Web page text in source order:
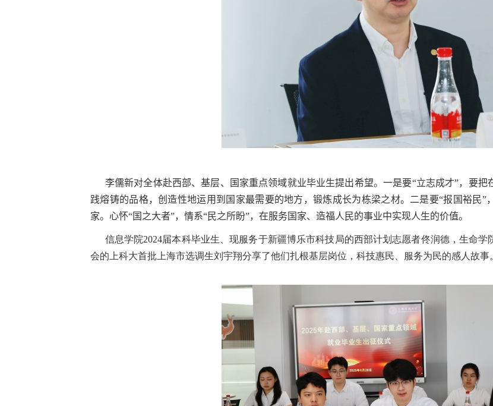
李儒新对全体赴西部、基层、国家重点领域就业毕业生提出希望。一是要“立志成才”，要把
践熔铸的品格，创造性地运用到国家最需要的地方，锻炼成长为栋梁之材。二是要“报国裕民”
家。心怀“国之大者”，情系“民之所盼”，在服务国家、造福人民的事业中实现人生的价值。
信息学院2024届本科毕业生、现服务于新疆博乐市科技局的西部计划志愿者佟润德，生命学
会的上科大首批上海市选调生刘宇翔分享了他们扎根基层岗位，科技惠民、服务为民的感人故事